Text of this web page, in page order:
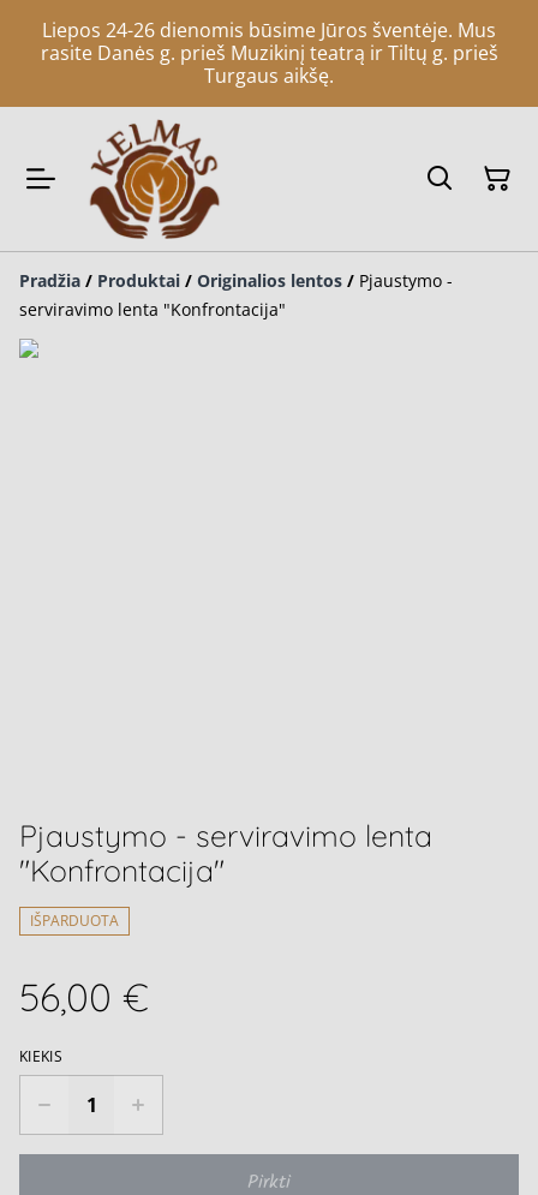
Liepos 24-26 dienomis būsime Jūros šventėje. Mus
rasite Danės g. prieš Muzikinį teatrą ir Tiltų g. prieš
Turgaus aikšę.
Pradžia / Produktai / Originalios lentos / Pjaustymo -
serviravimo lenta "Konfrontacija"
Pjaustymo - serviravimo lenta
"Konfrontacija"
IŠPARDUOTA
56,00 €
KIEKIS
Pirkti